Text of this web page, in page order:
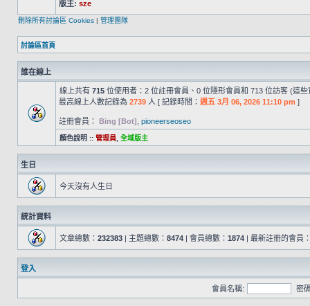
版主: sze
刪除所有討論區 Cookies | 管理團隊
討論區首頁
誰在線上
線上共有 715 位使用者：2 位註冊會員、0 位隱形會員和 713 位訪客 (這
最高線上人數記錄為 2739 人 [ 記錄時間： 週五 3月 06, 2026 11:10 pm ]
註冊會員： Bing [Bot] pioneerseoseo
顏色說明 :: 管理員 全域版主
生日
今天沒有人生日
統計資料
文章總數： 232383 | 主題總數： 8474 | 會員總數： 1874 | 最新註冊的會員
登入
會員名稱: 密